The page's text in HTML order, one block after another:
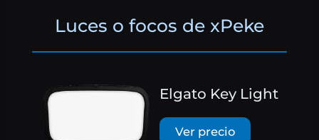
Luces o focos de xPeke
Elgato Key Light
Ver precio